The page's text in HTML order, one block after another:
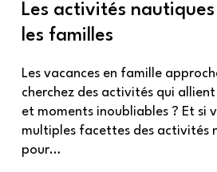
Les activités
les familles
Les vacances en famille
cherchez des activités qui
et moments inoubliables ? Et si
multiples facettes des activités
pour…